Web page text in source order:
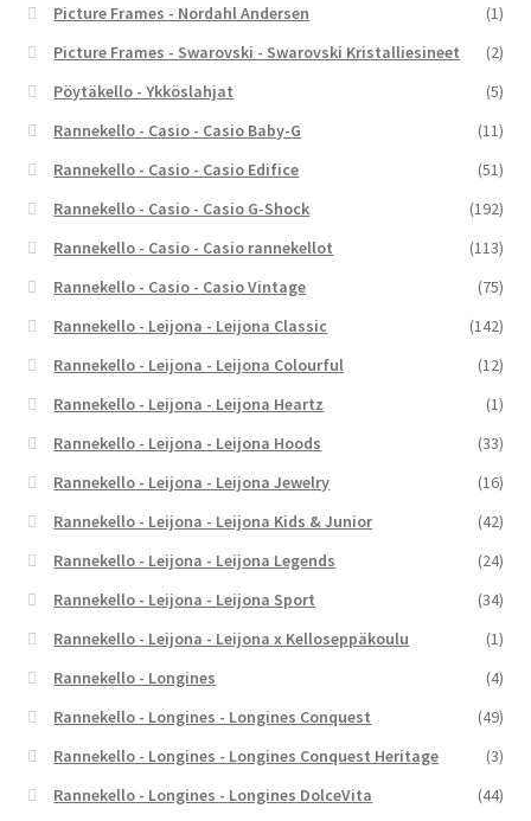
Picture Frames - Nordahl Andersen
(1)
Picture Frames - Swarovski - Swarovski Kristalliesineet
(2)
Pöytäkello - Ykköslahjat
(5)
Rannekello - Casio - Casio Baby-G
(11)
Rannekello - Casio - Casio Edifice
(51)
Rannekello - Casio - Casio G-Shock
(192)
Rannekello - Casio - Casio rannekellot
(113)
Rannekello - Casio - Casio Vintage
(75)
Rannekello - Leijona - Leijona Classic
(142)
Rannekello - Leijona - Leijona Colourful
(12)
Rannekello - Leijona - Leijona Heartz
(1)
Rannekello - Leijona - Leijona Hoods
(33)
Rannekello - Leijona - Leijona Jewelry
(16)
Rannekello - Leijona - Leijona Kids & Junior
(42)
Rannekello - Leijona - Leijona Legends
(24)
Rannekello - Leijona - Leijona Sport
(34)
Rannekello - Leijona - Leijona x Kelloseppäkoulu
(1)
Rannekello - Longines
(4)
Rannekello - Longines - Longines Conquest
(49)
Rannekello - Longines - Longines Conquest Heritage
(3)
Rannekello - Longines - Longines DolceVita
(44)